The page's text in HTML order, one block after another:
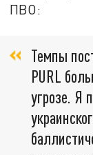
ПВО:
Темпы
PURL
угрозе. Я